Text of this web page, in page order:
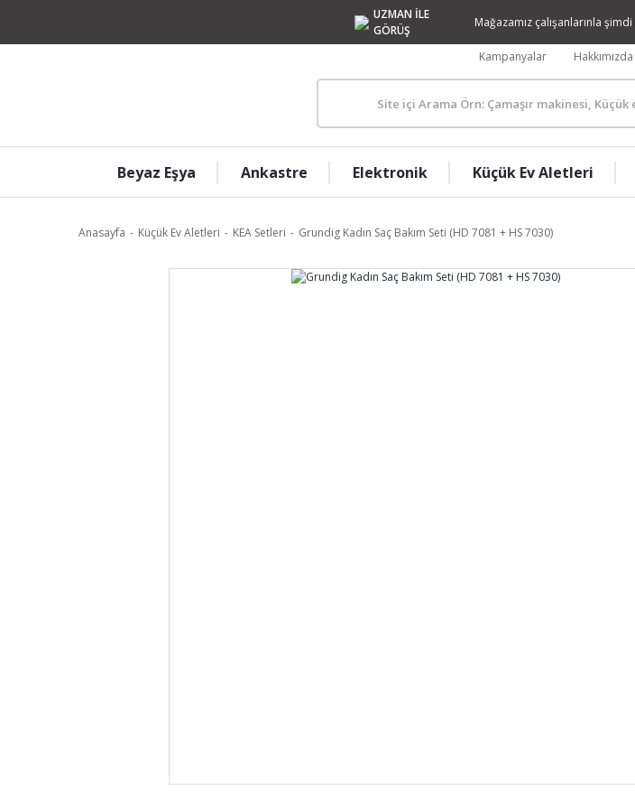
UZMAN İLE
GÖRÜŞ
Mağazamız çalışanlarınla şimdi
Kampanyalar Hakkımızda
Beyaz Eşya Ankastre Elektronik Küçük Ev Aletleri
Anasayfa Küçük Ev Aletleri KEA Setleri Grundig Kadın Saç Bakım Seti (HD 7081 + HS 7030)